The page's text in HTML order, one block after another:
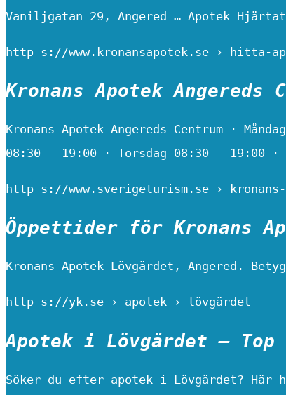
Vaniljgatan 29, Angered … Apotek
http s://www.kronansapotek.se › hitta-
Kronans Apotek Angereds
Kronans Apotek Angereds Centrum ·
08:30 – 19:00 · Torsdag 08:30 – 19:00
http s://www.sverigeturism.se ›
Öppettider för Kronans
Kronans Apotek Lövgärdet, Angered.
http s://yk.se › apotek › lövgärdet
Apotek i Lövgärdet – Top
Söker du efter apotek i Lövgärdet? Här